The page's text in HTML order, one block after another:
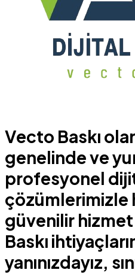
Vecto Baskı
genelinde ve
profesyonel
çözümlerimizle
güvenilir
Baskı
yanınızdayız,